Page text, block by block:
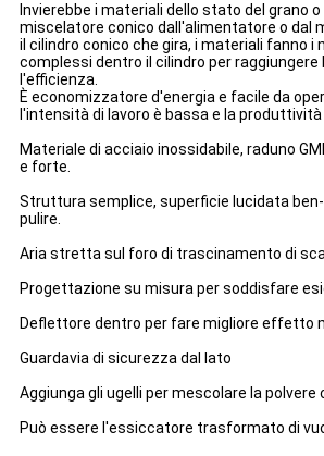
Invierebbe i materiali dello stato del grano o
miscelatore conico dall'alimentatore o dal
il cilindro conico che gira, i materiali fanno i
complessi dentro il cilindro per raggiungere
l'efficienza.
È economizzatore d'energia e facile da
l'intensità di lavoro è bassa e la
Materiale di acciaio inossidabile, raduno
e forte.
Struttura semplice, superficie lucidata
pulire.
Aria stretta sul foro di trascinamento di
Progettazione su misura per soddisfare
Deflettore dentro per fare migliore effetto
Guardavia di sicurezza dal lato
Aggiunga gli ugelli per mescolare la polvere
Può essere l'essiccatore trasformato di